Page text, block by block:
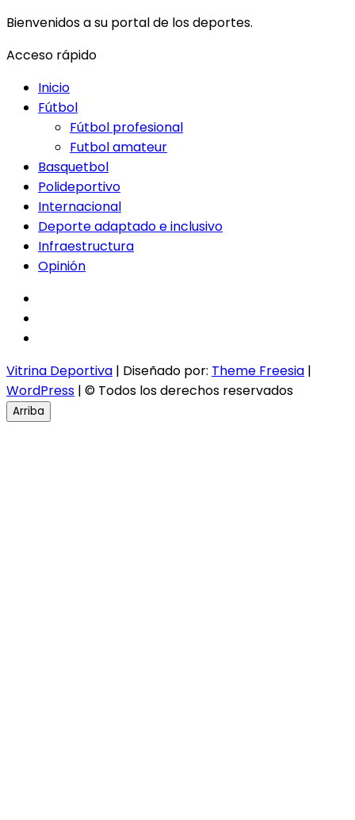
Bienvenidos a su portal de los deportes.
Acceso rápido
Inicio
Fútbol
Fútbol profesional
Futbol amateur
Basquetbol
Polideportivo
Internacional
Deporte adaptado e inclusivo
Infraestructura
Opinión
Vitrina Deportiva | Diseñado por: Theme Freesia |
WordPress | © Todos los derechos reservados
Arriba